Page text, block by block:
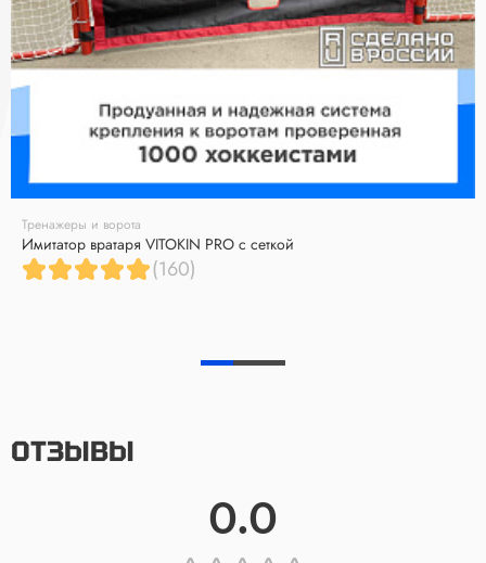
Тренажеры и ворота
Имитатор вратаря VITOKIN PRO с сеткой
(160)
ОТЗЫВЫ
0.0